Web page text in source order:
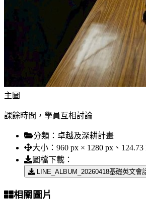
主圖
課餘時間，學員互相討論
分類： 卓越及深耕計畫
大小： 960 px × 1280 px、124.73
圖檔下載：
LINE_ALBUM_20260418基礎英文會
相關圖片